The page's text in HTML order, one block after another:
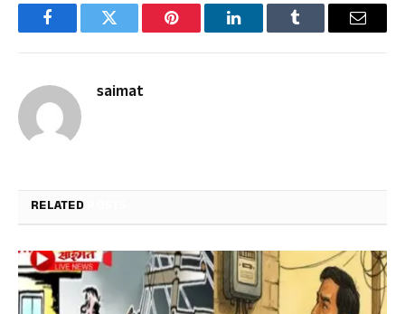
FacebookTwitter Pinterest LinkedInTumblr Email
saimat
RELATED